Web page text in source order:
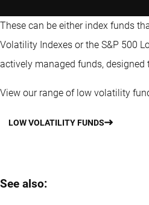
These can be either index funds
Volatility Indexes or the S&P 500
actively managed funds,
View our range of low volatility
LOW VOLATILITY FUNDS
See also: